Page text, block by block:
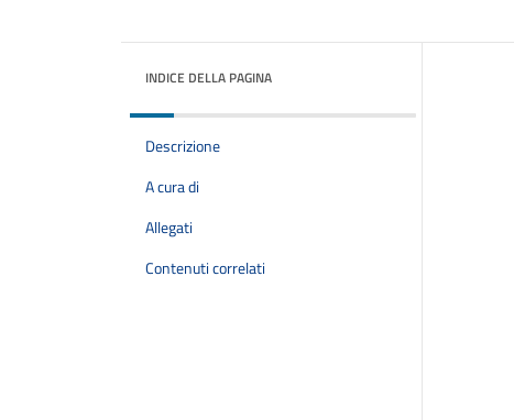
INDICE DELLA PAGINA
Descrizione
A cura di
Allegati
Contenuti correlati